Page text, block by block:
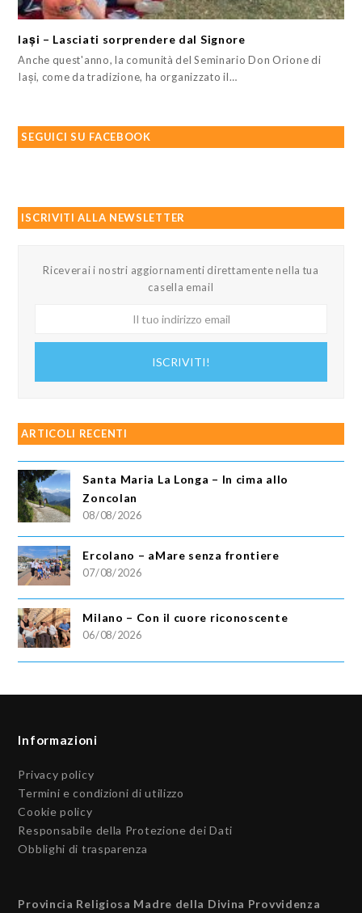
Iași – Lasciati sorprendere dal Signore
Anche quest'anno, la comunità del Seminario Don Orione di
Iași, come da tradizione, ha organizzato il…
SEGUICI SU FACEBOOK
ISCRIVITI ALLA NEWSLETTER
Riceverai i nostri aggiornamenti direttamente nella tua
casella email
ISCRIVITI!
ARTICOLI RECENTI
Santa Maria La Longa – In cima allo
Zoncolan
08/08/2026
Ercolano – aMare senza frontiere
07/08/2026
Milano – Con il cuore riconoscente
06/08/2026
Informazioni
Privacy policy
Termini e condizioni di utilizzo
Cookie policy
Responsabile della Protezione dei Dati
Obblighi di trasparenza
Provincia Religiosa Madre della Divina Provvidenza